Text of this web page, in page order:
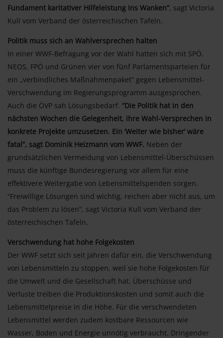
Fundament karitativer Hilfeleistung ins Wanken”, sagt Victoria
Kull vom Verband der österreichischen Tafeln.
Politik muss sich an Wahlversprechen halten
In einer WWF-Befragung vor der Wahl hatten sich mit SPÖ,
NEOS, FPÖ und Grünen vier von fünf Parlamentsparteien für
ein „verbindliches Maßnahmenpaket” gegen Lebensmittel-
Verschwendung im Regierungsprogramm ausgesprochen.
Auch die ÖVP sah Lösungsbedarf. “Die Politik hat in den
nächsten Wochen die Gelegenheit, ihre Wahl-Versprechen in
konkrete Projekte umzusetzen. Ein ‘Weiter wie bisher’ wäre
fatal”, sagt Dominik Heizmann vom WWF. Neben der
grundsätzlichen Vermeidung von Lebensmittel-Überschüssen
muss die künftige Bundesregierung vor allem für eine
effektivere Weitergabe von Lebensmittelspenden sorgen.
“Freiwillige Lösungen sind wichtig, reichen aber nicht aus, um
das Problem zu lösen”, sagt Victoria Kull vom Verband der
österreichischen Tafeln.
Verschwendung hat hohe Folgekosten
Der WWF setzt sich seit Jahren dafür ein, die Verschwendung
von Lebensmitteln zu stoppen, weil sie hohe Folgekosten für
die Umwelt und die Gesellschaft hat. Überschüsse und
Verluste treiben die Produktionskosten und somit auch die
Lebensmittelpreise in die Höhe. Für die verschwendeten
Lebensmittel werden zudem kostbare Ressourcen wie
Wasser, Boden und Energie unnötig verbraucht. Dringender